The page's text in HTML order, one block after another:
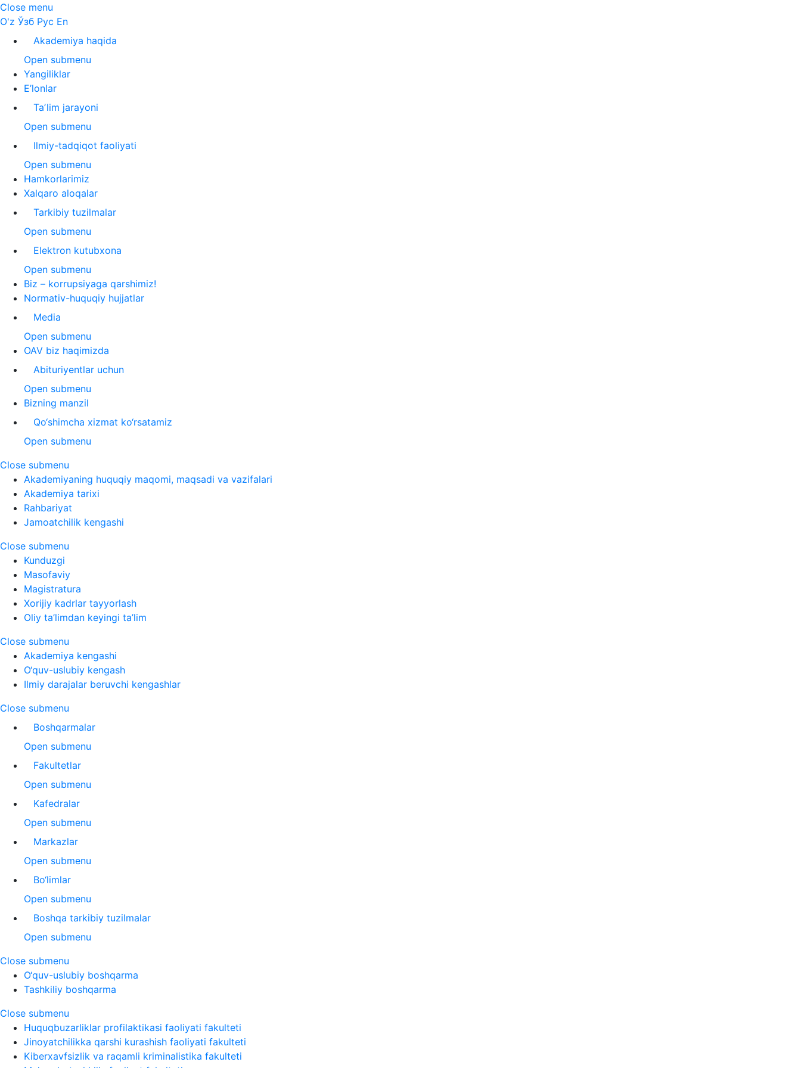
Close menu
O'z Ўзб Рус En
Akademiya haqida
Open submenu
Yangiliklar
E’lonlar
Taʼlim jarayoni
Open submenu
Ilmiy-tadqiqot faoliyati
Open submenu
Hamkorlarimiz
Xalqaro aloqalar
Tarkibiy tuzilmalar
Open submenu
Elektron kutubxona
Open submenu
Biz – korrupsiyaga qarshimiz!
Normativ-huquqiy hujjatlar
Media
Open submenu
OAV biz haqimizda
Abituriyentlar uchun
Open submenu
Bizning manzil
Qo‘shimcha xizmat ko‘rsatamiz
Open submenu
Close submenu
Akademiyaning huquqiy maqomi, maqsadi va vazifalari
Akademiya tarixi
Rahbariyat
Jamoatchilik kengashi
Close submenu
Kunduzgi
Masofaviy
Magistratura
Xorijiy kadrlar tayyorlash
Oliy ta’limdan keyingi ta’lim
Close submenu
Akademiya kengashi
O‘quv-uslubiy kengash
Ilmiy darajalar beruvchi kengashlar
Close submenu
Boshqarmalar
Open submenu
Fakultetlar
Open submenu
Kafedralar
Open submenu
Markazlar
Open submenu
Bo‘limlar
Open submenu
Boshqa tarkibiy tuzilmalar
Open submenu
Close submenu
O‘quv-uslubiy boshqarma
Tashkiliy boshqarma
Close submenu
Huquqbuzarliklar profilaktikasi faoliyati fakulteti
Jinoyatchilikka qarshi kurashish faoliyati fakulteti
Kiberxavfsizlik va raqamli kriminalistika fakulteti